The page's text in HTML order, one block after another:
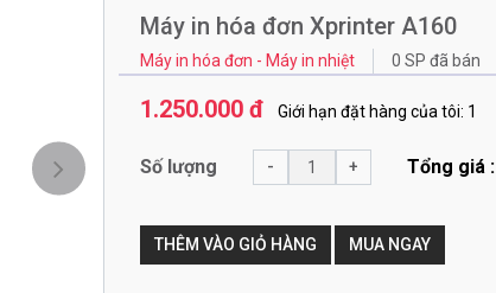
Kế tiếp
Máy in hóa đơn Xprinter A160
Máy in hóa đơn - Máy in nhiệt 0 SP đã bán
1.250.000 đ Giới hạn đặt hàng của tôi: 1
Số lượng - + Tổng giá :
THÊM VÀO GIỎ HÀNG MUA NGAY